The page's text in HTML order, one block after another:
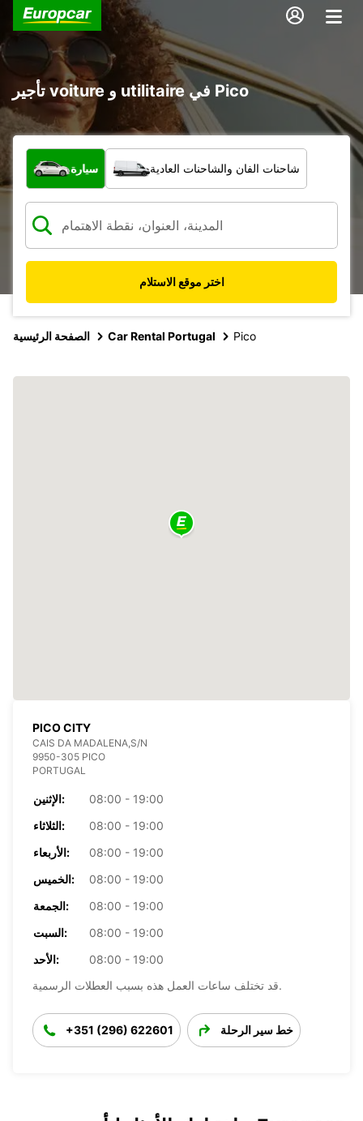
تأجير voiture و utilitaire في Pico
ما نوع المركبة؟
سيارة شاحنات الفان والشاحنات العادية
اختر موقع الاستلام
الصفحة الرئيسية Car Rental Portugal Pico
PICO CITY
CAIS DA MADALENA,S/N
9950-305 PICO
PORTUGAL
الإثنين:
08:00 - 19:00
الثلاثاء:
08:00 - 19:00
الأربعاء:
08:00 - 19:00
الخميس:
08:00 - 19:00
الجمعة:
08:00 - 19:00
السبت:
08:00 - 19:00
الأحد:
08:00 - 19:00
قد تختلف ساعات العمل هذه بسبب العطلات الرسمية.
+351 (296) 622601 خط سير الرحلة